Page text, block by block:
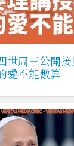
世周三公開
愛不能數算